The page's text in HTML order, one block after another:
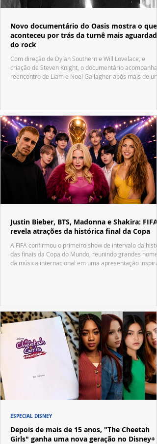
Novo documentário do Oasis mostra o que
aconteceu por trás da turnê mais aguardada
do rock
Com direção de Dylan Southern e Will Lovelace, e
criação de Steven Knight, o documentário acompanha
reencontro de Liam e Noel Gallagher após mais de
Justin Bieber, BTS, Madonna e Shakira: FIFA
revela atrações da histórica final da Copa
A FIFA confirmou o primeiro show de intervalo da
das finais da Copa do Mundo, reunindo grandes nomes
da música internacional em uma apresentação
Depois de mais de 15 anos, "The Cheetah
Girls" ganha uma nova geração no Disney+
ESPECIAL DISNEY